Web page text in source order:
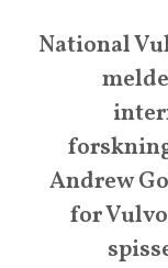
National
Andrew
for